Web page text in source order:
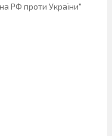
РФ проти України"